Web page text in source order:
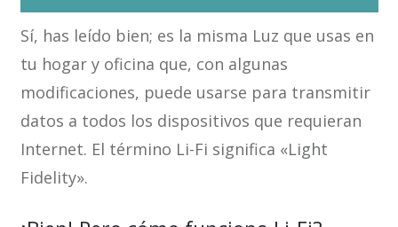
Sí, has leído bien; es la misma Luz que usas en
tu hogar y oficina que, con algunas
modificaciones, puede usarse para transmitir
datos a todos los dispositivos que requieran
Internet. El término Li-Fi significa «Light
Fidelity».